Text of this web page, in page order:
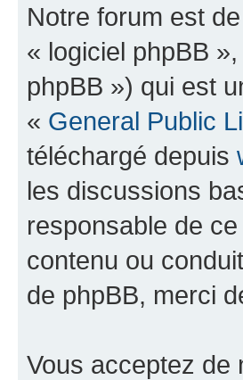
Notre forum est
« logiciel phpBB
phpBB ») qui est
« General Public
téléchargé depuis
les discussions
responsable de
contenu ou
de phpBB, merci
Vous acceptez de